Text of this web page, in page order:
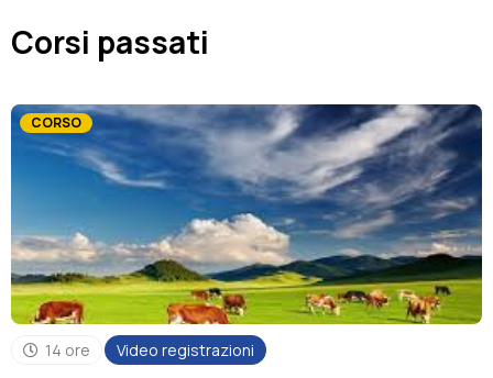
Corsi passati
CORSO
14 ore Video registrazioni